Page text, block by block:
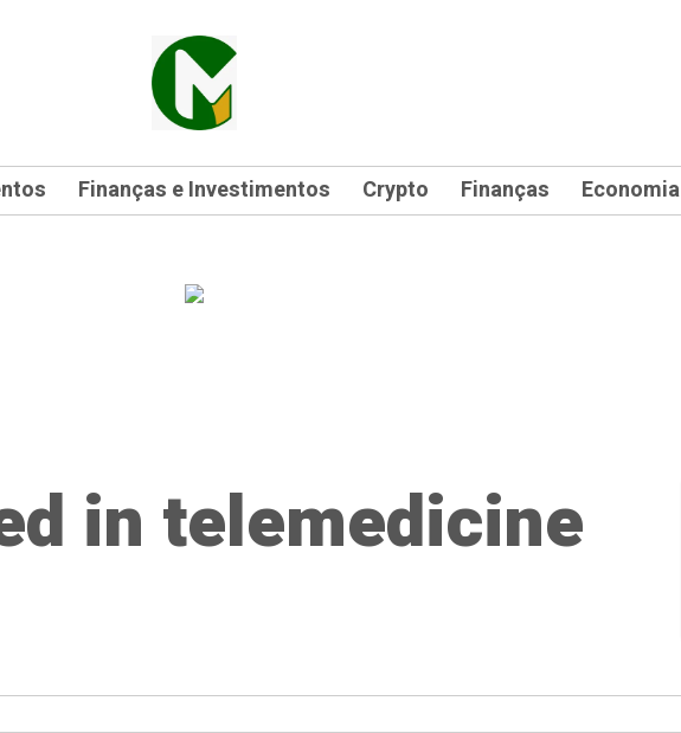
Finanças e Investimentos Crypto Finanças Economia
in telemedicine